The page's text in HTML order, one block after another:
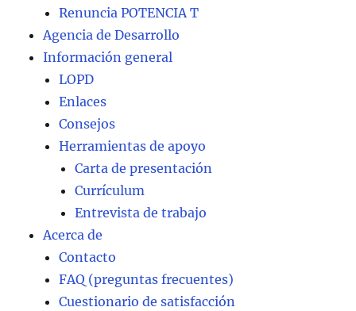
Renuncia POTENCIA T
Agencia de Desarrollo
Información general
LOPD
Enlaces
Consejos
Herramientas de apoyo
Carta de presentación
Currículum
Entrevista de trabajo
Acerca de
Contacto
FAQ (preguntas frecuentes)
Cuestionario de satisfacción